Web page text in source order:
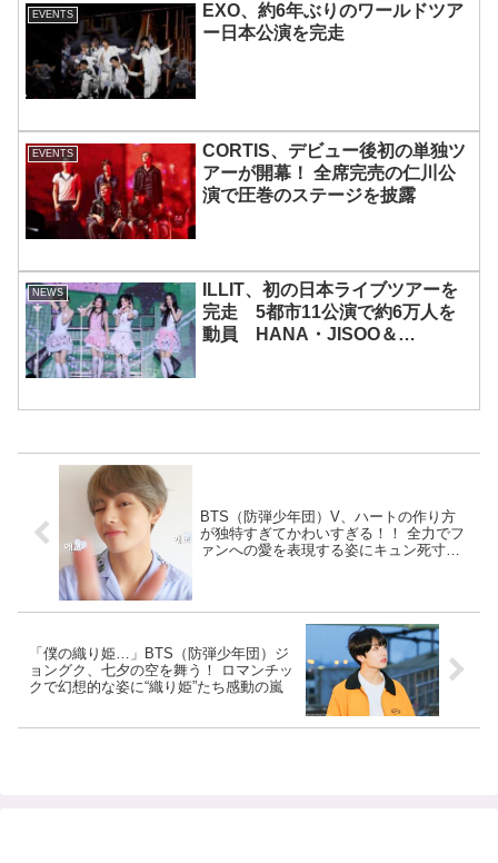
EVENTS
EXO、約6年ぶりのワールドツア
ー日本公演を完走
EVENTS
CORTIS、デビュー後初の単独ツ
アーが開幕！ 全席完売の仁川公
演で圧巻のステージを披露
NEWS
ILLIT、初の日本ライブツアーを
完走 5都市11公演で約6万人を
動員 HANA・JISOO＆
BTS（防弾少年団）V、ハートの作り方
が独特すぎてかわいすぎる！！ 全力でフ
ァンへの愛を表現する姿にキュン死寸
「僕の織り姫…」BTS（防弾少年団）ジ
ョングク、七夕の空を舞う！ ロマンチッ
クで幻想的な姿に“織り姫”たち感動の嵐